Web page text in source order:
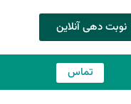
نوبت دهی آنلاین
تماس